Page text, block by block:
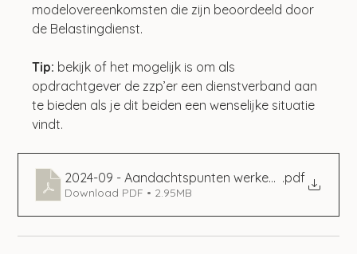
modelovereenkomsten die zijn beoordeeld door
de Belastingdienst.
Tip: bekijk of het mogelijk is om als
opdrachtgever de zzp’er een dienstverband aan
te bieden als je dit beiden een wenselijke situatie
vindt.
2024-09 - Aandachtspunten werken met
.pdf
Download PDF • 2.95MB